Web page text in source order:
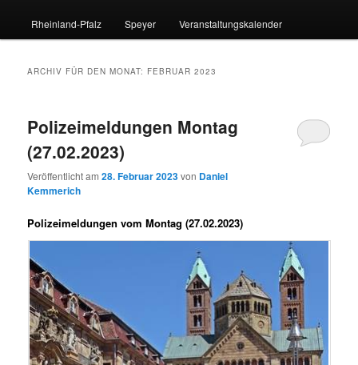
Rheinland-Pfalz Speyer Veranstaltungskalender
ARCHIV FÜR DEN MONAT: FEBRUAR 2023
Polizeimeldungen Montag
(27.02.2023)
Veröffentlicht am28. Februar 2023von Daniel
Kemmerich
Polizeimeldungen vom Montag (27.02.2023)